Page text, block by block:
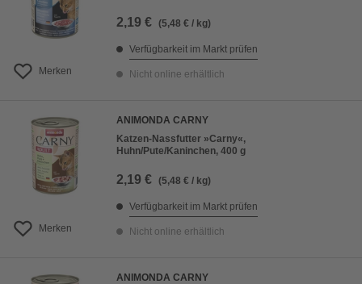
Merken
2,19 € (5,48 € / kg)
Verfügbarkeit im Markt prüfen
Nicht online erhältlich
Merken
ANIMONDA CARNY
Katzen-Nassfutter »Carny«,
Huhn/Pute/Kaninchen, 400 g
2,19 € (5,48 € / kg)
Verfügbarkeit im Markt prüfen
Nicht online erhältlich
ANIMONDA CARNY